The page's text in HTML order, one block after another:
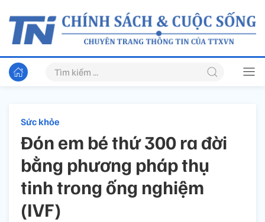
Sức khỏe
Đón em bé thứ 300 ra đời
bằng phương pháp thụ
tinh trong ống nghiệm
(IVF)